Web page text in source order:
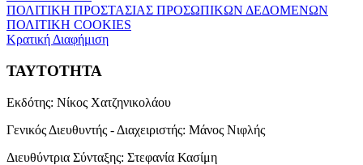
ΠΟΛΙΤΙΚΗ ΠΡΟΣΤΑΣΙΑΣ ΠΡΟΣΩΠΙΚΩΝ ΔΕΔΟΜΕΝΩΝ
ΠΟΛΙΤΙΚΗ COOKIES
Κρατική Διαφήμιση
ΤΑΥΤΟΤΗΤΑ
Εκδότης: Νίκος Χατζηνικολάου
Γενικός Διευθυντής - Διαχειριστής: Μάνος Νιφλής
Διευθύντρια Σύνταξης: Στεφανία Κασίμη